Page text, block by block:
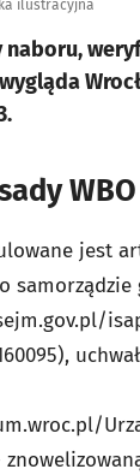
ilustracyjna
naboru,
jest